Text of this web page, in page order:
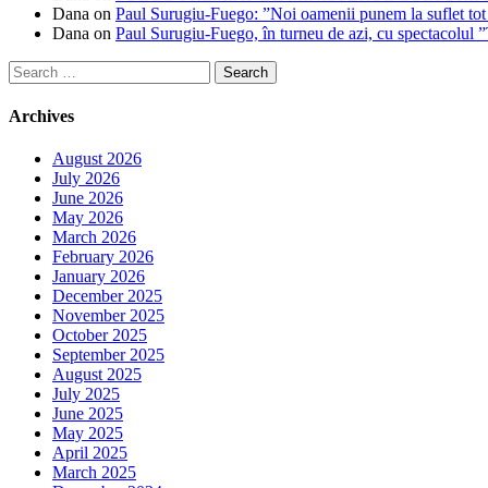
Dana on Paul Surugiu-Fuego: ”Noi oamenii punem la suflet
Dana on Paul Surugiu-Fuego, în turneu de azi, cu spectacolul
Search
for:
Archives
August 2026
July 2026
June 2026
May 2026
March 2026
February 2026
January 2026
December 2025
November 2025
October 2025
September 2025
August 2025
July 2025
June 2025
May 2025
April 2025
March 2025